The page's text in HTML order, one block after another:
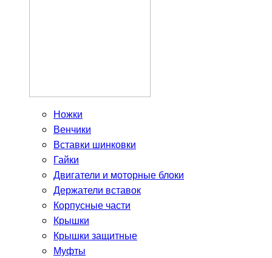
Ножки
Венчики
Вставки шинковки
Гайки
Двигатели и моторные блоки
Держатели вставок
Корпусные части
Крышки
Крышки защитные
Муфты